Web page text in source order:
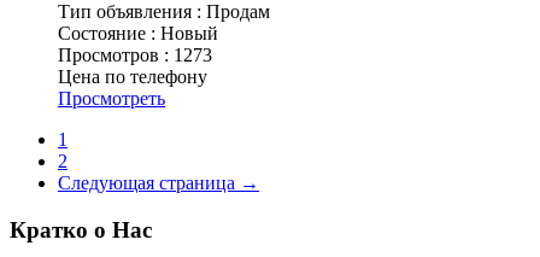
Тип объявления : Продам
Состояние : Новый
Просмотров : 1273
Цена по телефону
Просмотреть
1
2
Следующая страница →
Кратко о Нас